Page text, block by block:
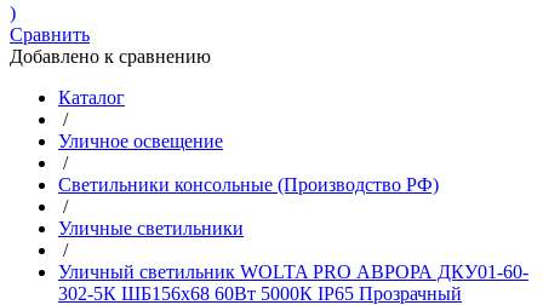
)
Сравнить
Добавлено к сравнению
Каталог
/
Уличное освещение
/
Светильники консольные (Производство РФ)
/
Уличные светильники
/
Уличный светильник WOLTA PRO АВРОРА ДКУ01-60-
302-5К ШБ156х68 60Вт 5000К IP65 Прозрачный